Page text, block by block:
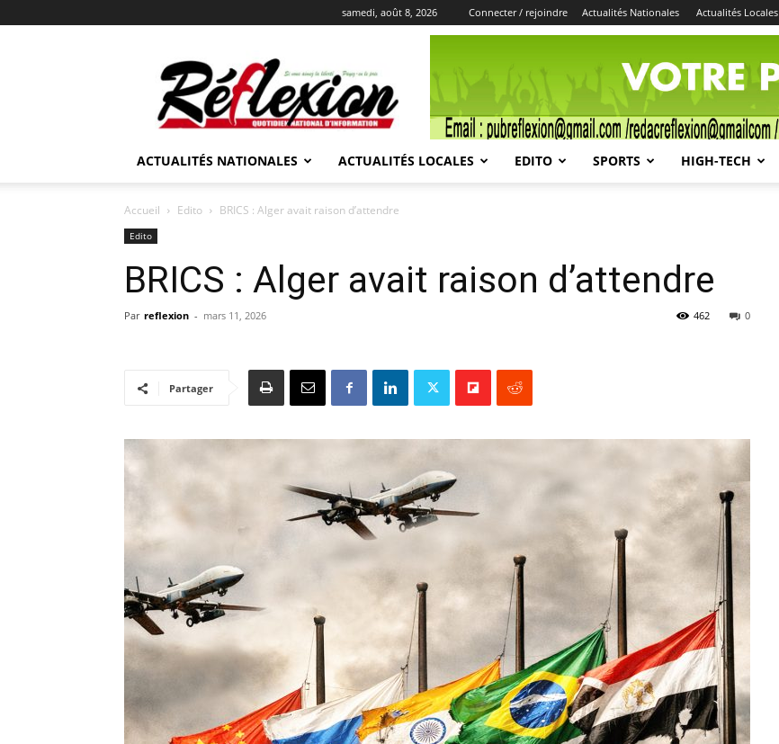
samedi, août 8, 2026 Connecter / rejoindre Actualités Nationales Actualités Locales
REFLEXION
ACTUALITÉS NATIONALES ACTUALITÉS LOCALES EDITO SPORTS HIGH-TECH
Accueil Edito BRICS : Alger avait raison d’attendre
Edito
BRICS : Alger avait raison d’attendre
Par reflexion - mars 11, 2026 0
462
Partager